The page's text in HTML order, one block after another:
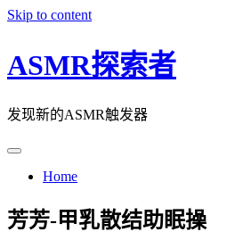
Skip to content
ASMR探索者
发现新的ASMR触发器
Home
芳芳-甲乳散结助眠操